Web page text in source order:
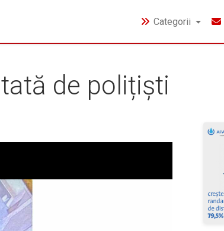
Categorii
de polițiști